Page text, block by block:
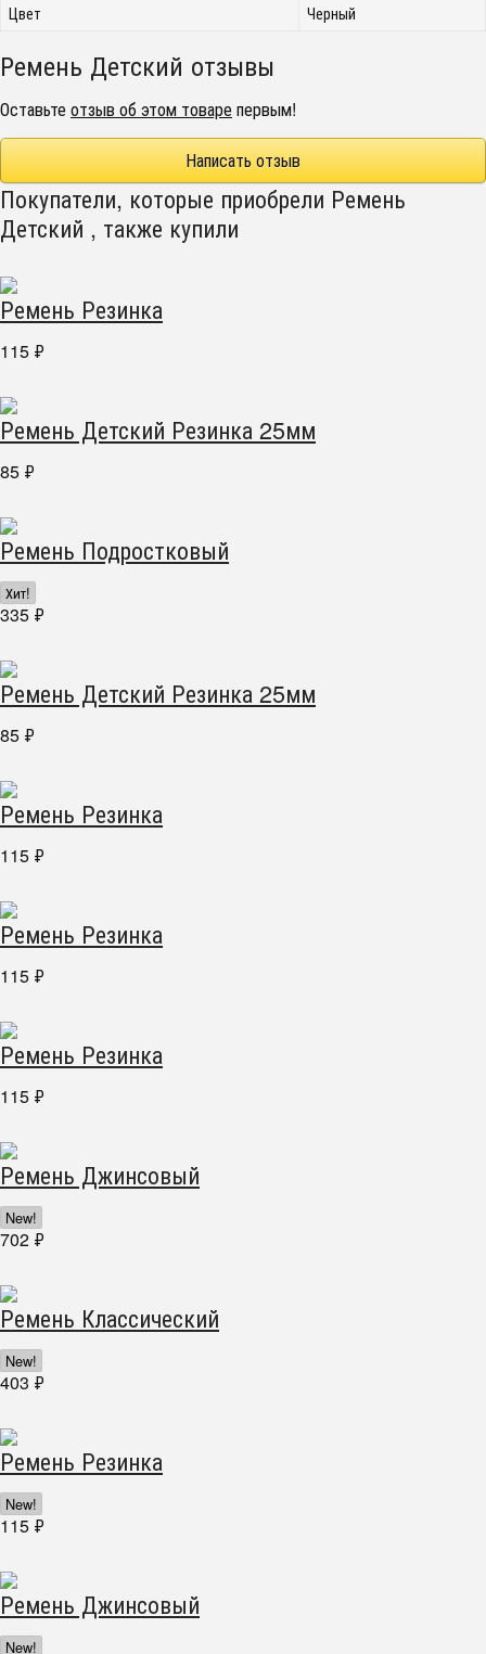
Цвет
Черный
Ремень Детский отзывы
Оставьтеотзыв об этом товарепервым!
Написать отзыв
Покупатели, которые приобрели Ремень
Детский , также купили
Ремень Резинка
115 ₽
Ремень Детский Резинка 25мм
85 ₽
Ремень Подростковый
Хит!
335 ₽
Ремень Детский Резинка 25мм
85 ₽
Ремень Резинка
115 ₽
Ремень Резинка
115 ₽
Ремень Резинка
115 ₽
Ремень Джинсовый
New!
702 ₽
Ремень Классический
New!
403 ₽
Ремень Резинка
New!
115 ₽
Ремень Джинсовый
New!